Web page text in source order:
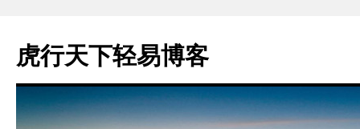
虎行天下轻易博客